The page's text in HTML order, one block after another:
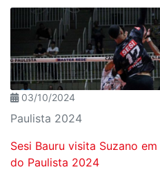
03/10/2024
Paulista 2024
Sesi Bauru visita Suzano
do Paulista 2024